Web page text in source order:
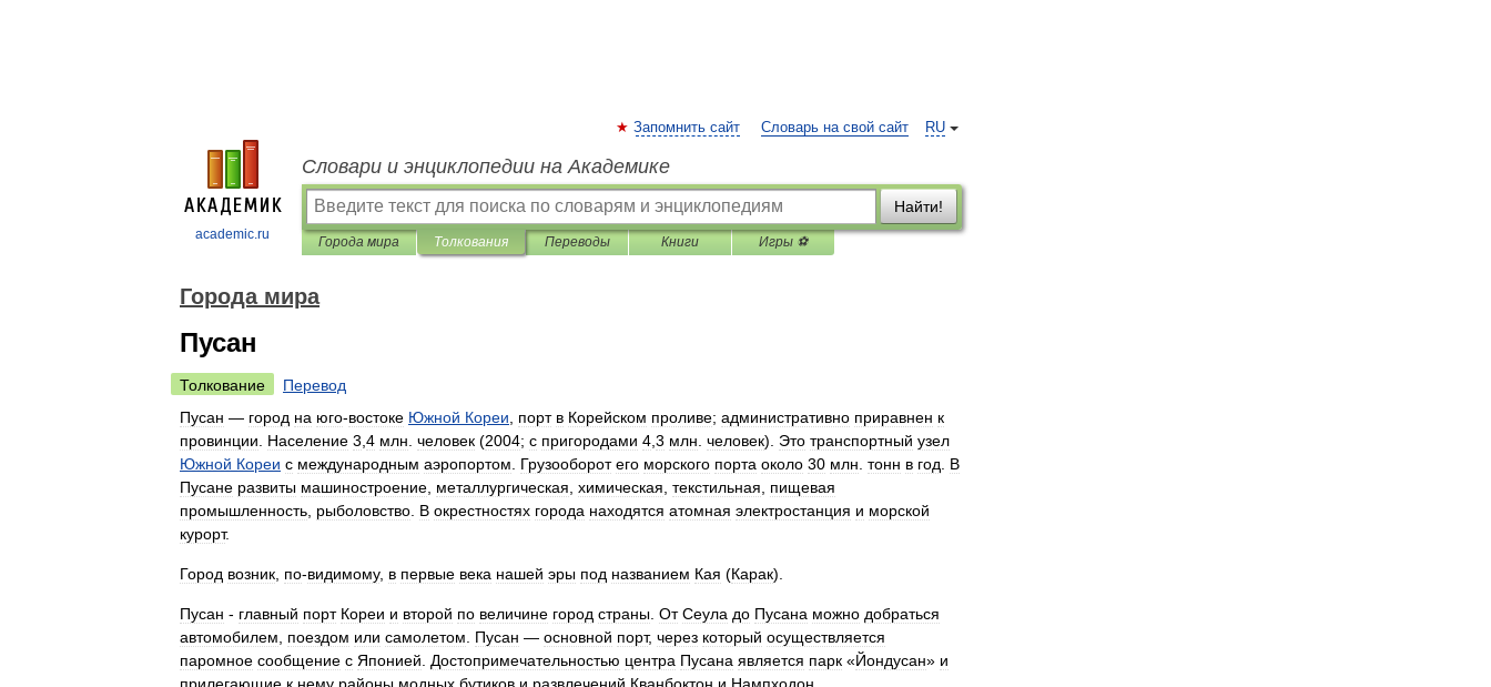
academic.ru
RU
Запомнить сайт Словарь на свой сайт
Словари и энциклопедии на Академике
Найти!
Города мира Толкования Переводы Книги Игры ⚽
Города мира
Пусан
Толкование
Перевод
Пусан — город на юго-востоке Южной Кореи порт в Корейском проливе; административно приравнен к
провинции
Население 3 4 млн человек (2004; с пригородами 4 3 млн человек). Это транспортный узел
Южной Кореи с международным аэропортом Грузооборот его морского порта около 30 млн тонн в год
В
Пусане развиты машиностроение металлургическая химическая текстильная
пищевая
промышленность рыболовство В окрестностях города находятся атомная электростанция и морской
курорт.
Город возник по-видимому, в первые века нашей эры под названием Кая (Карак).
Пусан - главный порт Кореи и второй по величине город страны От Сеула до Пусана можно добраться
автомобилем
поездом или самолетом Пусан — основной порт, через который осуществляется
паромное сообщение с Японией Достопримечательностью центра Пусана является парк «Йондусан» и